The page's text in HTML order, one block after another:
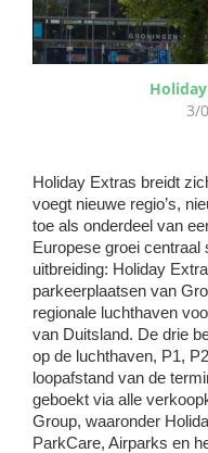
3/
Holiday Extras breidt
voegt nieuwe regio’s,
toe als onderdeel van
Europese groei
uitbreiding: Holiday
parkeerplaatsen van
regionale luchthaven
van Duitsland. De drie
op de luchthaven, P1,
loopafstand van de
geboekt via alle
Group, waaronder
ParkCare, Airparks en